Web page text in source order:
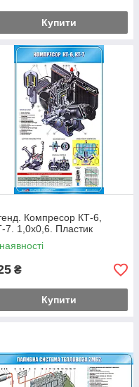
Купити
Компресор КТ-6,
7. 1,0х0,6. Пластик
₴
Купити